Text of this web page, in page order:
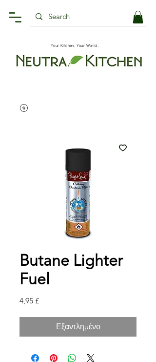
Your Kitchen, Your World.
Butane Lighter
Fuel
4,95 £Τιμή
Εξαντλημένο